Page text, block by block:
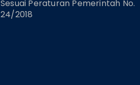
Sesuai Peraturan Pemerintah No.
24/2018